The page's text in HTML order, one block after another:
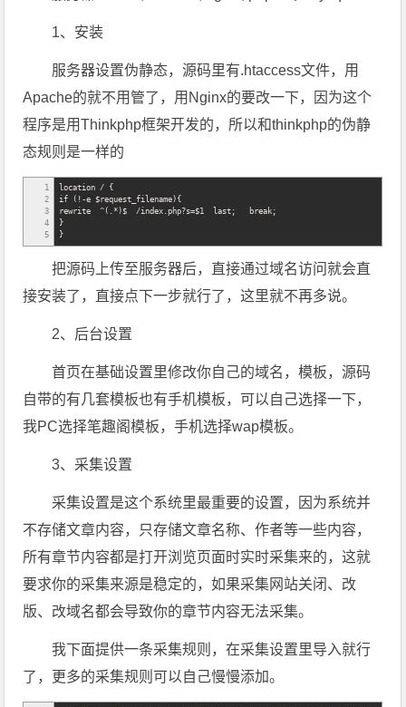
1、安装
服务器设置伪静态，源码里有.htaccess文件，用
Apache的就不用管了，用Nginx的要改一下，因为这个
程序是用Thinkphp框架开发的，所以和thinkphp的伪静
态规则是一样的
1
2
3
4
5
location / {
if (!-e $request_filename){
rewrite ^(.*)$ /index.php?s=$1 last; break;
}
}
把源码上传至服务器后，直接通过域名访问就会直
接安装了，直接点下一步就行了，这里就不再多说。
2、后台设置
首页在基础设置里修改你自己的域名，模板，源码
自带的有几套模板也有手机模板，可以自己选择一下，
我PC选择笔趣阁模板，手机选择wap模板。
3、采集设置
采集设置是这个系统里最重要的设置，因为系统并
不存储文章内容，只存储文章名称、作者等一些内容，
所有章节内容都是打开浏览页面时实时采集来的，这就
要求你的采集来源是稳定的，如果采集网站关闭、改
版、改域名都会导致你的章节内容无法采集。
我下面提供一条采集规则，在采集设置里导入就行
了，更多的采集规则可以自己慢慢添加。